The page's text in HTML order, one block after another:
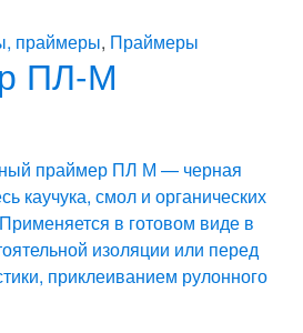
праймеры, Праймеры
ПЛ-М
праймер ПЛ М — черная
каучука, смол и органических
в готовом виде в
изоляции или перед
приклеиванием рулонного